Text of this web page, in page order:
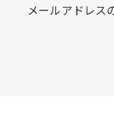
メールアドレス